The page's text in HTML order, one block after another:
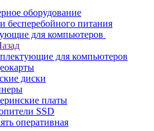
оборудование
бесперебойного питания
для компьютеров
для компьютеров
диски
платы
SSD
оперативная